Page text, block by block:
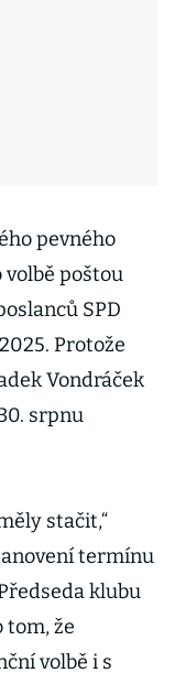
pevného
poštou
SPD
Protože
Vondráček
srpnu
stačit,“
termínu
klubu
tom, že
volbě i s